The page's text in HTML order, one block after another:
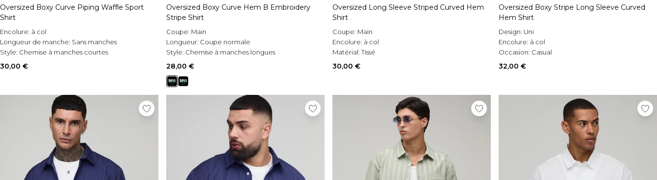
Oversized Boxy Curve Piping Waffle Sport
Shirt
Encolure: à col
Longueur de manche: Sans manches
Style: Chemise à manches courtes
30,00 €
Oversized Boxy Curve Hem B Embroidery
Stripe Shirt
Coupe: Main
Longueur: Coupe normale
Style: Chemise à manches longues
28,00 €
Oversized Long Sleeve Striped Curved Hem
Shirt
Coupe: Main
Encolure: à col
Matérial:Tissé
30,00 €
Oversized Boxy Stripe Long Sleeve Curved
Hem Shirt
Design: Uni
Encolure: à col
Occasion: Casual
32,00 €